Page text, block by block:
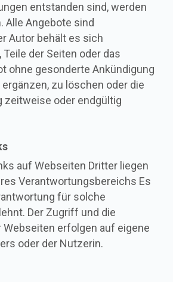
entstanden sind, werden
Alle Angebote sind
Autor behält es sich
der Seiten oder das
ohne gesonderte Ankündigung
zu löschen oder die
oder endgültig
auf Webseiten Dritter liegen
Verantwortungsbereichs Es
für solche
Der Zugriff und die
erfolgen auf eigene
oder der Nutzerin.